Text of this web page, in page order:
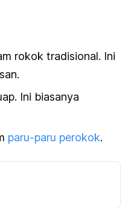
rokok tradisional. Ini
Ini biasanya
paru-paru perokok.